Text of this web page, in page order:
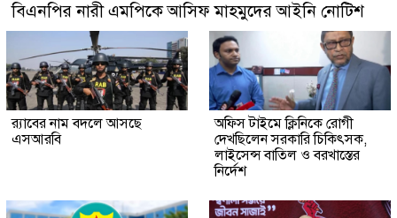
বিএনপির নারী এমপিকে আসিফ মাহমুদের আইনি নোটিশ
র‍্যাবের নাম বদলে আসছে
এসআরবি
অফিস টাইমে ক্লিনিকে রোগী
দেখছিলেন সরকারি চিকিৎসক,
লাইসেন্স বাতিল ও বরখাস্তের
নির্দেশ